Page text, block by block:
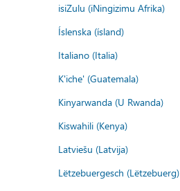
isiZulu (iNingizimu Afrika)
Íslenska (ísland)
Italiano (Italia)
K'iche' (Guatemala)
Kinyarwanda (U Rwanda)
Kiswahili (Kenya)
Latviešu (Latvija)
Lëtzebuergesch (Lëtzebuerg)